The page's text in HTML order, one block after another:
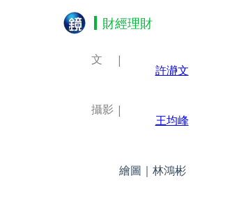
財經理財
文
許瀞文
攝影
王均峰
繪圖｜林鴻彬